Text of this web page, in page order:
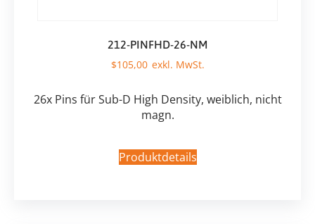
212-PINFHD-26-NM
$105,00
26x Pins für Sub-D High Density, weiblich, nicht
magn.
Produktdetails